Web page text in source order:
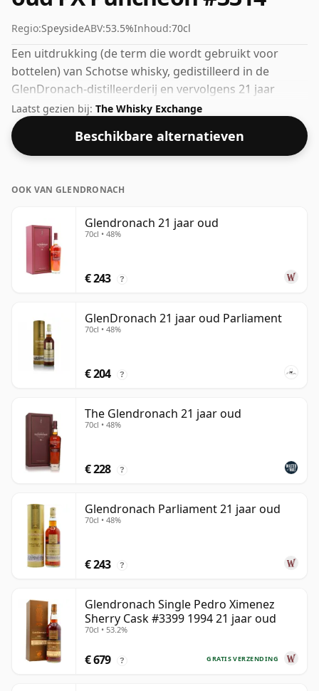
Regio:SpeysideABV:53.5%Inhoud:70cl
Een uitdrukking (de term die wordt gebruikt voor
bottelen) van Schotse whisky, gedistilleerd in de
GlenDronach-distilleerderij en vervolgens 21 jaar
gerijpt. Het ABV van deze whisky is een verheugende
53,5%.
Laatst gezien bij: The Whisky Exchange
Beschikbare alternatieven
OOK VAN GLENDRONACH
Glendronach 21 jaar oud
70cl • 48%
€ 243 ?
GlenDronach 21 jaar oud Parliament
70cl • 48%
€ 204 ?
The Glendronach 21 jaar oud
70cl • 48%
€ 228 ?
Glendronach Parliament 21 jaar oud
70cl • 48%
€ 243 ?
Glendronach Single Pedro Ximenez
Sherry Cask #3399 1994 21 jaar oud
70cl • 53.2%
GRATIS VERZENDING
€ 679 ?